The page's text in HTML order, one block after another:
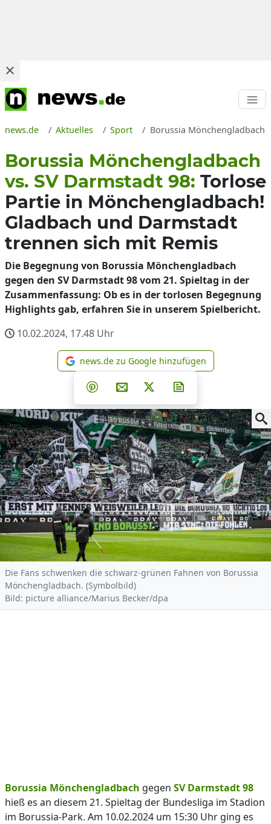
news.de Aktuelles Sport Borussia Mönchengladbach
Borussia Mönchengladbach
vs. SV Darmstadt 98: Torlose
Partie in Mönchengladbach!
Gladbach und Darmstadt
trennen sich mit Remis
Die Begegnung von Borussia Mönchengladbach
gegen den SV Darmstadt 98 vom 21. Spieltag in der
Zusammenfassung: Ob es in der torlosen Begegnung
Highlights gab, erfahren Sie in unserem Spielbericht.
10.02.2024, 17.48 Uhr
news.de zu Google
news.de zu Google hinzufügen
Teilen auf Facebook
Teilen auf Whatsapp
Teilen auf Telegram
Teilen auf Pinterest
Per E-Mail teilen
Post auf X
Die Fans schwenken die schwarz-grünen Fahnen von Borussia
Mönchengladbach. (Symbolbild)
Bild: picture alliance/Marius Becker/dpa
Borussia Mönchengladbach gegen SV Darmstadt 98
hieß es an diesem 21. Spieltag der Bundesliga im Stadion
im Borussia-Park. Am 10.02.2024 um 15:30 Uhr ging es